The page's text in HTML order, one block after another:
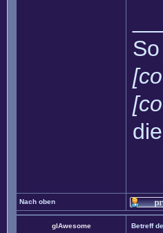
Nach oben
glAwesome Betreff